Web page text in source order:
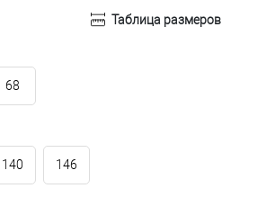
Таблица размеров
68
140 146